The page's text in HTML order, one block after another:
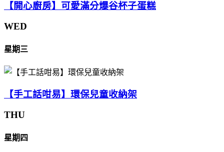
【開心廚房】可愛滿分爆谷杯子蛋糕
WED
星期三
【手工話咁易】環保兒童收納架
THU
星期四